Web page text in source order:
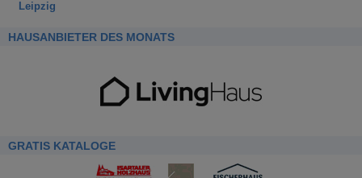
Leipzig
HAUSANBIETER DES MONATS
GRATIS KATALOGE